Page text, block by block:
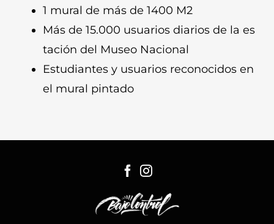
1 mural de más de 1400 M2
Más de 15.000 usuarios diarios de la es
tación del Museo Nacional
Estudiantes y usuarios reconocidos en
el mural pintado